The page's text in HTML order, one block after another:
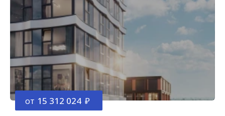
от 15 312 024